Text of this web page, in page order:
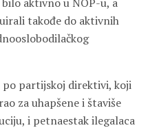
takođe do aktivnih
partijskoj direktivi, koji
za uhapšene i štaviše
i petnaestak ilegalaca